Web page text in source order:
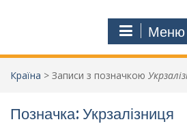
Меню
Країна > Записи з позначкою
Позначка: Укрзалізниця